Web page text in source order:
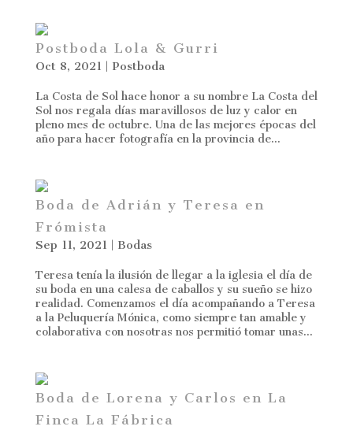
Postboda Lola & Gurri
Oct 8, 2021 | Postboda
La Costa de Sol hace honor a su nombre La Costa del
Sol nos regala días maravillosos de luz y calor en
pleno mes de octubre. Una de las mejores épocas del
año para hacer fotografía en la provincia de...
Boda de Adrián y Teresa en
Frómista
Sep 11, 2021 | Bodas
Teresa tenía la ilusión de llegar a la iglesia el día de
su boda en una calesa de caballos y su sueño se hizo
realidad. Comenzamos el día acompañando a Teresa
a la Peluquería Mónica, como siempre tan amable y
colaborativa con nosotras nos permitió tomar unas...
Boda de Lorena y Carlos en La
Finca La Fábrica